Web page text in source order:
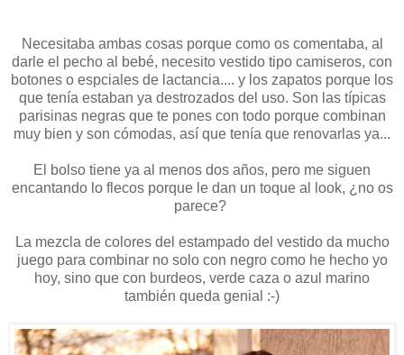
Necesitaba ambas cosas porque como os comentaba, al
darle el pecho al bebé, necesito vestido tipo camiseros, con
botones o espciales de lactancia.... y los zapatos porque los
que tenía estaban ya destrozados del uso. Son las típicas
parisinas negras que te pones con todo porque combinan
muy bien y son cómodas, así que tenía que renovarlas ya...
El bolso tiene ya al menos dos años, pero me siguen
encantando lo flecos porque le dan un toque al look, ¿no os
parece?
La mezcla de colores del estampado del vestido da mucho
juego para combinar no solo con negro como he hecho yo
hoy, sino que con burdeos, verde caza o azul marino
también queda genial :-)